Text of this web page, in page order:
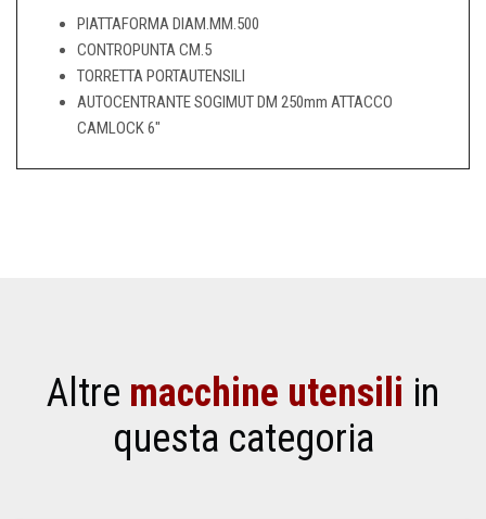
PIATTAFORMA DIAM.MM.500
CONTROPUNTA CM.5
TORRETTA PORTAUTENSILI
AUTOCENTRANTE SOGIMUT DM 250mm ATTACCO
CAMLOCK 6"
Altre macchine utensili in
questa categoria